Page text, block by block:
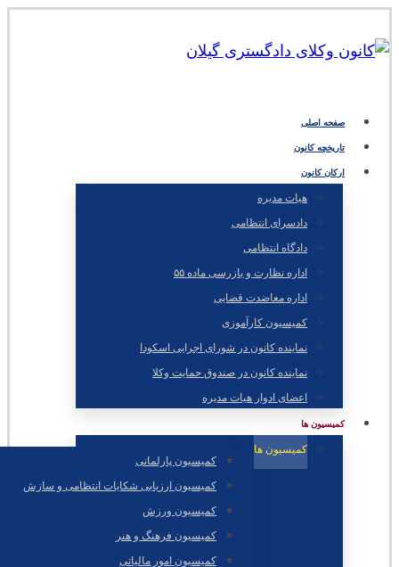
صفحه اصلی
تاریخچه کانون
ارکان کانون
هیات مدیره
دادسرای انتظامی
دادگاه انتظامی
اداره نظارت و بازرسی ماده ۵۵
اداره معاضدت قضایی
کمیسیون کارآموزی
نماینده کانون در شورای اجرایی اسکودا
نماینده کانون در صندوق حمایت وکلا
اعضای ادوار هیات مدیره
کمیسیون ها
کمیسیون ها
کمیسیون پارلمانی
کمیسیون ارزیابی شکایات انتظامی و سازش
کمیسیون ورزش
کمیسیون فرهنگ و هنر
کمیسیون امور مالیاتی